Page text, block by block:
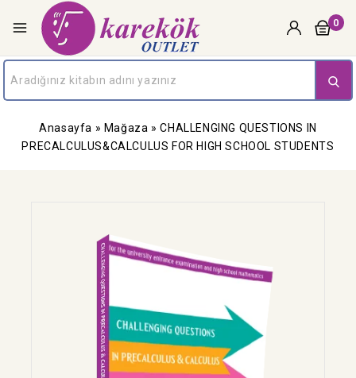
0
Anasayfa » Mağaza »CHALLENGING QUESTIONS IN
PRECALCULUS&CALCULUS FOR HIGH SCHOOL STUDENTS